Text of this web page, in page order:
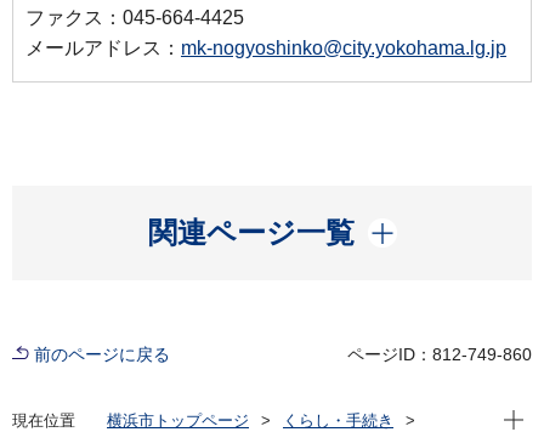
ファクス：045-664-4425
メールアドレス： mk-nogyoshinko@city.yokohama.lg.jp
関連ページ一覧
開く
前のページに戻る ページID：812-749-860
現在位置 横浜市トップページ
くらし・手続き
現在